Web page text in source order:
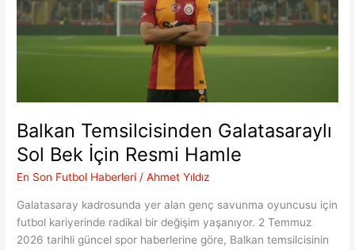
Balkan Temsilcisinden Galatasaraylı
Sol Bek İçin Resmi Hamle
En Son Futbol Haberleri /Ahmet Yıldız
Galatasaray kadrosunda yer alan genç savunma oyuncusu için
futbol kariyerinde radikal bir değişim yaşanıyor. 2 Temmuz
2026 tarihli güncel spor haberlerine göre, Balkan temsilcisinin